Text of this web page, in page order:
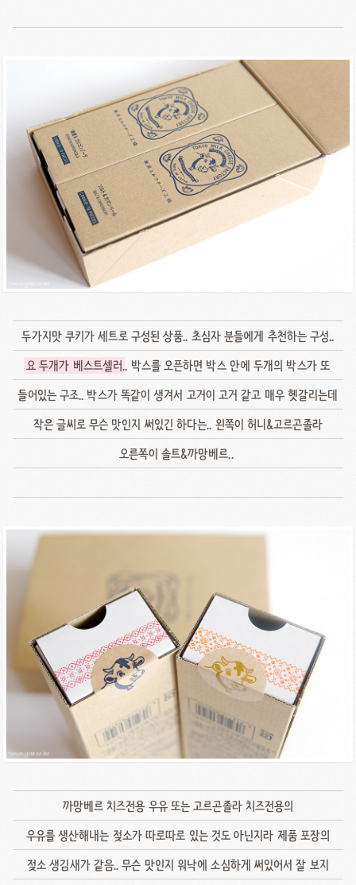
두가지맛 쿠키가 세트로 구성된 상품.. 초심자 분들에게 추천하는 구성..
요 두개가 베스트셀러.. 박스를 오픈하면 박스 안에 두개의 박스가 또
들어있는 구조.. 박스가 똑같이 생겨서 고거이 고거 같고 매우 헷갈리는데
작은 글씨로 무슨 맛인지 써있긴 하다는.. 왼쪽이 허니&고르곤졸라
오른쪽이 솔트&까망베르..
까망베르 치즈전용 우유 또는 고르곤졸라 치즈전용의
우유를 생산해내는 젖소가 따로따로 있는 것도 아닌지라 제품 포장의
젖소 생김새가 같음.. 무슨 맛인지 워낙에 소심하게 써있어서 잘 보지